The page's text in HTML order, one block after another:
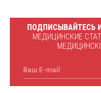
ПОДПИСЫВАЙТЕСЬ
МЕДИЦИНСКИЕ
Ваш E-mail